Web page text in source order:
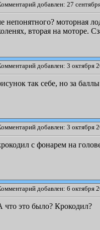
добавлен: 27
непонятного? моторная
вторая на моторе.
добавлен: 3 октября
так себе, но за
добавлен: 3 октября
с фонарем на
добавлен: 6 октября
что это было? Крокодил?